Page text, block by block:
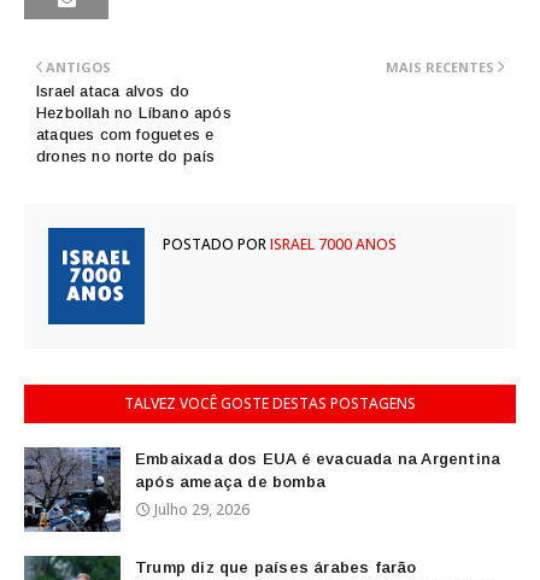
MAIS RECENTES
ANTIGOS
Israel ataca alvos do
Hezbollah no Líbano após
ataques com foguetes e
drones no norte do país
POSTADO PORISRAEL 7000 ANOS
TALVEZ VOCÊ GOSTE DESTAS POSTAGENS
Embaixada dos EUA é evacuada na Argentina
após ameaça de bomba
Julho 29, 2026
Trump diz que países árabes farão